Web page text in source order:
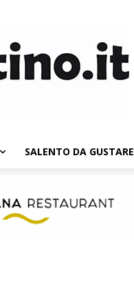
SALENTO DA GUSTARE